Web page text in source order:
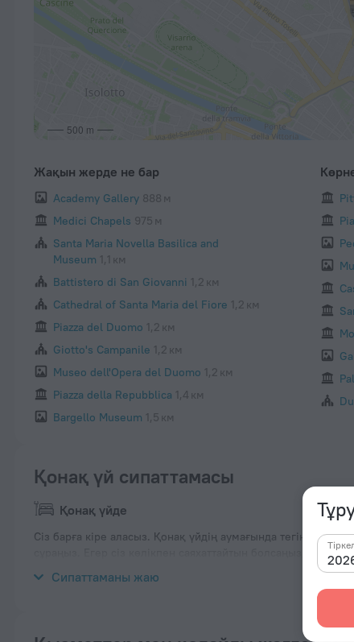
500 m
Жақын жерде не бар
Academy Gallery 888 м
Medici Chapels 975 м
Santa Maria Novella Basilica and
Museum 1,1 км
Battistero di San Giovanni 1,2 км
Cathedral of Santa Maria del Fiore 1,2 км
Piazza del Duomo 1,2 км
Giotto's Campanile 1,2 км
Museo dell'Opera del Duomo 1,2 км
Piazza della Repubblica 1,4 км
Bargello Museum 1,5 км
Қонақ үй сипаттамасы
Қонақ үйде
Сіз барға кіре аласыз. Қонақ үйдің аумағында тегін Wi-Fi
сұраңыз. Егер сіз көлікпен саяхаттайтын болсаңыз, мұнда
бюросының қызметкерлері қонақ үй экскурсияға тапсырыс
Сипаттаманы жаю